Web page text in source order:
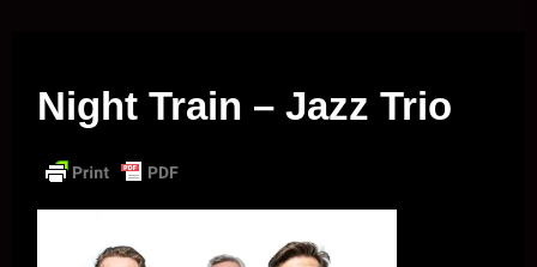
Night Train – Jazz Trio